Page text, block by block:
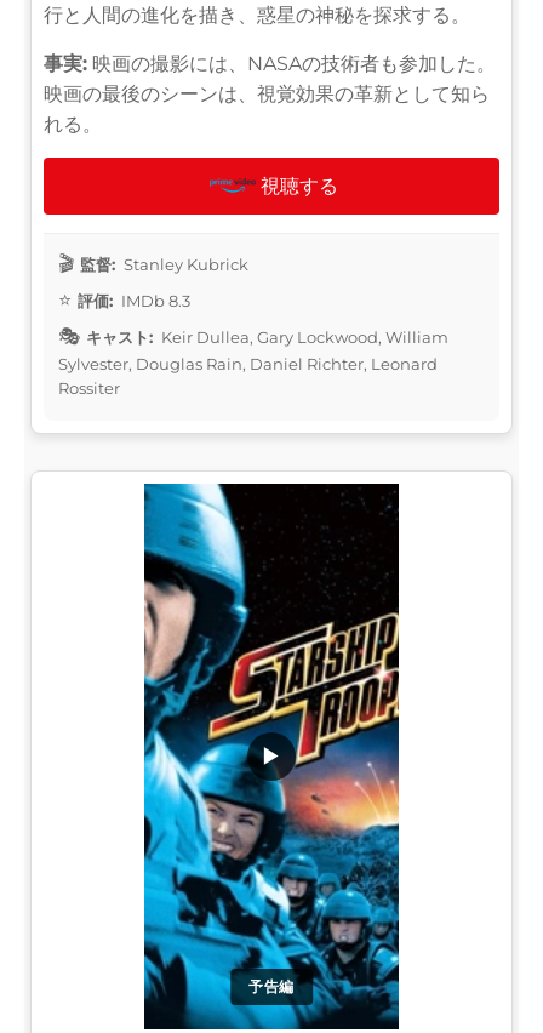
行と人間の進化を描き、惑星の神秘を探求する。
事実: 映画の撮影には、NASAの技術者も参加した。
映画の最後のシーンは、視覚効果の革新として知ら
れる。
視聴する
監督: Stanley Kubrick
評価: IMDb 8.3
キャスト: Keir Dullea, Gary Lockwood, William
Sylvester, Douglas Rain, Daniel Richter, Leonard
Rossiter
予告編
▶